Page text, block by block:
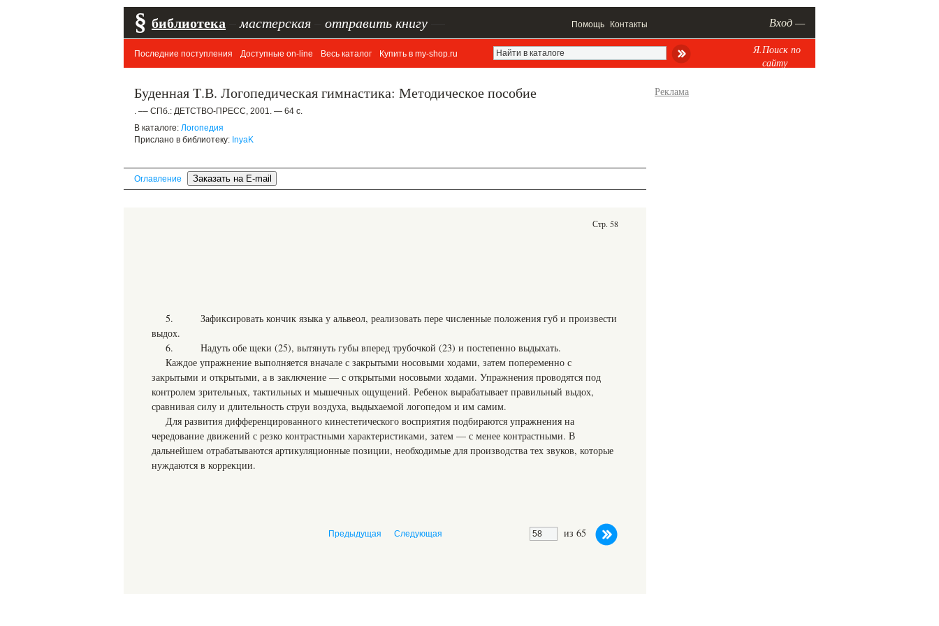
§ библиотека мастерская отправить книгу Помощь Контакты Вход —
Последние поступления Доступные on-line Весь каталог Купить в my-shop.ru
Я.Поиск по
сайту
Буденная Т.В. Логопедическая гимнастика: Методическое пособие
. –– СПб.: ДЕТСТВО-ПРЕСС, 2001. — 64 с.
В каталоге: Логопедия
Прислано в библиотеку: InyaK
Оглавление
Стр. 58
5. Зафиксировать кончик языка у альвеол, реализовать пере численные положения губ и произвести
выдох.
6. Надуть обе щеки (25), вытянуть губы вперед трубочкой (23) и постепенно выдыхать.
Каждое упражнение выполняется вначале с закрытыми носовыми ходами, затем попеременно с
закрытыми и открытыми, а в заключение — с открытыми носовыми ходами. Упражнения проводятся под
контролем зрительных, тактильных и мышечных ощущений. Ребенок вырабатывает правильный выдох,
сравнивая силу и длительность струи воздуха, выдыхаемой логопедом и им самим.
Для развития дифференцированного кинестетического восприятия подбираются упражнения на
чередование движений с резко контрастными характеристиками, затем — с менее контрастными. В
дальнейшем отрабатываются артикуляционные позиции, необходимые для производства тех звуков, которые
нуждаются в коррекции.
из 65
Предыдущая Следующая
Реклама